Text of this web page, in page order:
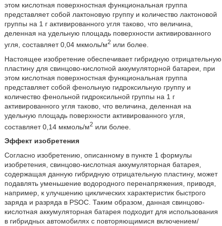
этом кислотная поверхностная функциональная группа
представляет собой лактоновую группу и количество лактоновой
группы на 1 г активированного угля таково, что величина,
деленная на удельную площадь поверхности активированного
угля, составляет 0,04 мкмоль/м2 или более.
Настоящее изобретение обеспечивает гибридную отрицательную
пластину для свинцово-кислотной аккумуляторной батареи, при
этом кислотная поверхностная функциональная группа
представляет собой фенольную гидроксильную группу и
количество фенольной гидроксильной группы на 1 г
активированного угля таково, что величина, деленная на
удельную площадь поверхности активированного угля,
составляет 0,14 мкмоль/м2 или более.
Эффект изобретения
Согласно изобретению, описанному в пункте 1 формулы
изобретения, свинцово-кислотная аккумуляторная батарея,
содержащая данную гибридную отрицательную пластину, может
подавлять уменьшение водородного перенапряжения, приводя,
например, к улучшению циклических характеристик быстрого
заряда и разряда в PSOC. Таким образом, данная свинцово-
кислотная аккумуляторная батарея подходит для использования
в гибридных автомобилях с повторяющимися включением/